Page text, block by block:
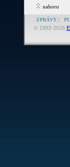
nahoru
ZPRÁVY|
© 1993-2026